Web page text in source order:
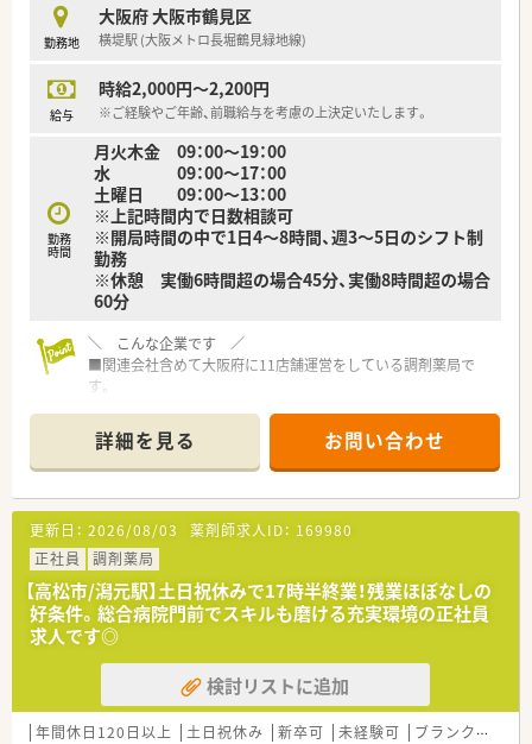
■管理職を目指すマネジメントコースと、特定の分野を極めるス
ペシャリストコースの2軸があり、自身の適性に合わせた昇進が
■大学病院敷地内への出店経験を活かした病院研修制度があり、
外来がん治療認定薬剤師などの高度な専門資格の取得を強力に
■アロマテラピー検定などの薬剤師免許以外の資格取得に対し
ても手当が支給されるため、幅広い知識を習得して多角的なケア
を目指せます。
【想定されるモデル年収】
■一般薬剤師として経験を積んだ場合は年収480万円からのス
タートとなり、地域手当などの各種諸手当を加算して収入の向上
を図れます。
勤務コースや役割に応じて最大で年収600万円を目指すことが
十分に可能です。
■昇給は年1回、賞与は年2回の支給が定着しており、上場企業な
らではの安定した給与体系の中で長期的なライフプランを立て
られます。
勤務地
大阪府 大阪市鶴見区
横堤駅 (大阪メトロ長堀鶴見緑地線)
給与
時給2,000円～2,200円
※ご経験やご年齢、前職給与を考慮の上決定いたします。
勤務
時間
月火木金 09：00～19：00
水 09：00～17：00
土曜日 09：00～13：00
※上記時間内で日数相談可
※開局時間の中で1日4～8時間、週3～5日のシフト制
勤務
※休憩 実働6時間超の場合45分、実働8時間超の場合
60分
＼ こんな企業です ／
■関連会社含めて大阪府に11店舗運営をしている調剤薬局で
す。
す。勉強会や学生アルバイト受入などを行い、スタッフが働きや
すい環境を整えられるよう尽力しておられます！
■代表も現場にてご活躍されていますので、現場目線での経営を
されているのが特徴的です。
■カンボジア支援、スポーツ支援、新たなチャレンジとして様々
な業務に取り組んでいます。
■在宅医療全力サポート薬局を掲げ、提案できる薬剤師を育てま
す。今後も在宅業務を拡大していく方針ですので、一緒に頑張っ
てくれる方を大歓迎しております。
■代表や周りのスタッフのサポート体制が整っておりますので、
調剤薬局未経験の方でもOJTをメインに個人の進捗度合いに応
じて研修を行っています。
■薬剤師としてのスキルアップのためのeラーニングや勉強会の
他に、社労士研修など、社会人としての知識を学ぶ機会も用意し
ています。
詳細を見る お問い合わせ
更新日： 2026/08/03 薬剤師求人ID： 169980
正社員
調剤薬局
【高松市/潟元駅】土日祝休みで17時半終業！残業ほぼなしの
好条件。総合病院門前でスキルも磨ける充実環境の正社員
求人です◎
検討リストに追加
年間休日120日以上 土日祝休み 新卒可 未経験可 ブランク可